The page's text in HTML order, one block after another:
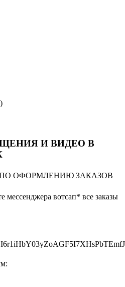
И ВИДЕО В
ПО ОФОРМЛЕНИЮ ЗАКАЗОВ
мессенджера вотсап* все заказы